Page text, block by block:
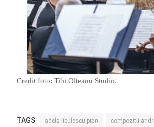
Credit foto: Tibi Olteanu Studio.
TAGS adela liculescu pian compozitii